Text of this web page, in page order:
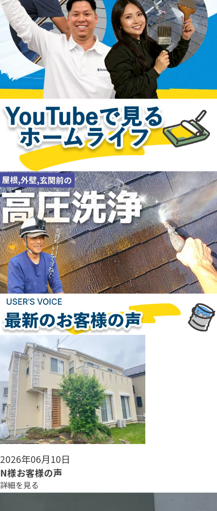
2026年06月08日
N様お客様の声
詳細を見る